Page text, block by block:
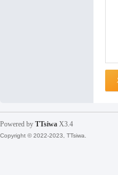
Powered by TTsiwa X3.4
Copyright © 2022-2023, TTsiwa.